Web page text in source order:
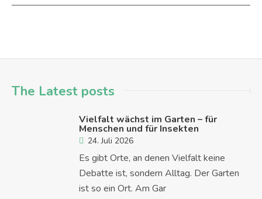
The Latest posts
Vielfalt wächst im Garten – für
Menschen und für Insekten
24. Juli 2026
Es gibt Orte, an denen Vielfalt keine
Debatte ist, sondern Alltag. Der Garten
ist so ein Ort. Am Gar